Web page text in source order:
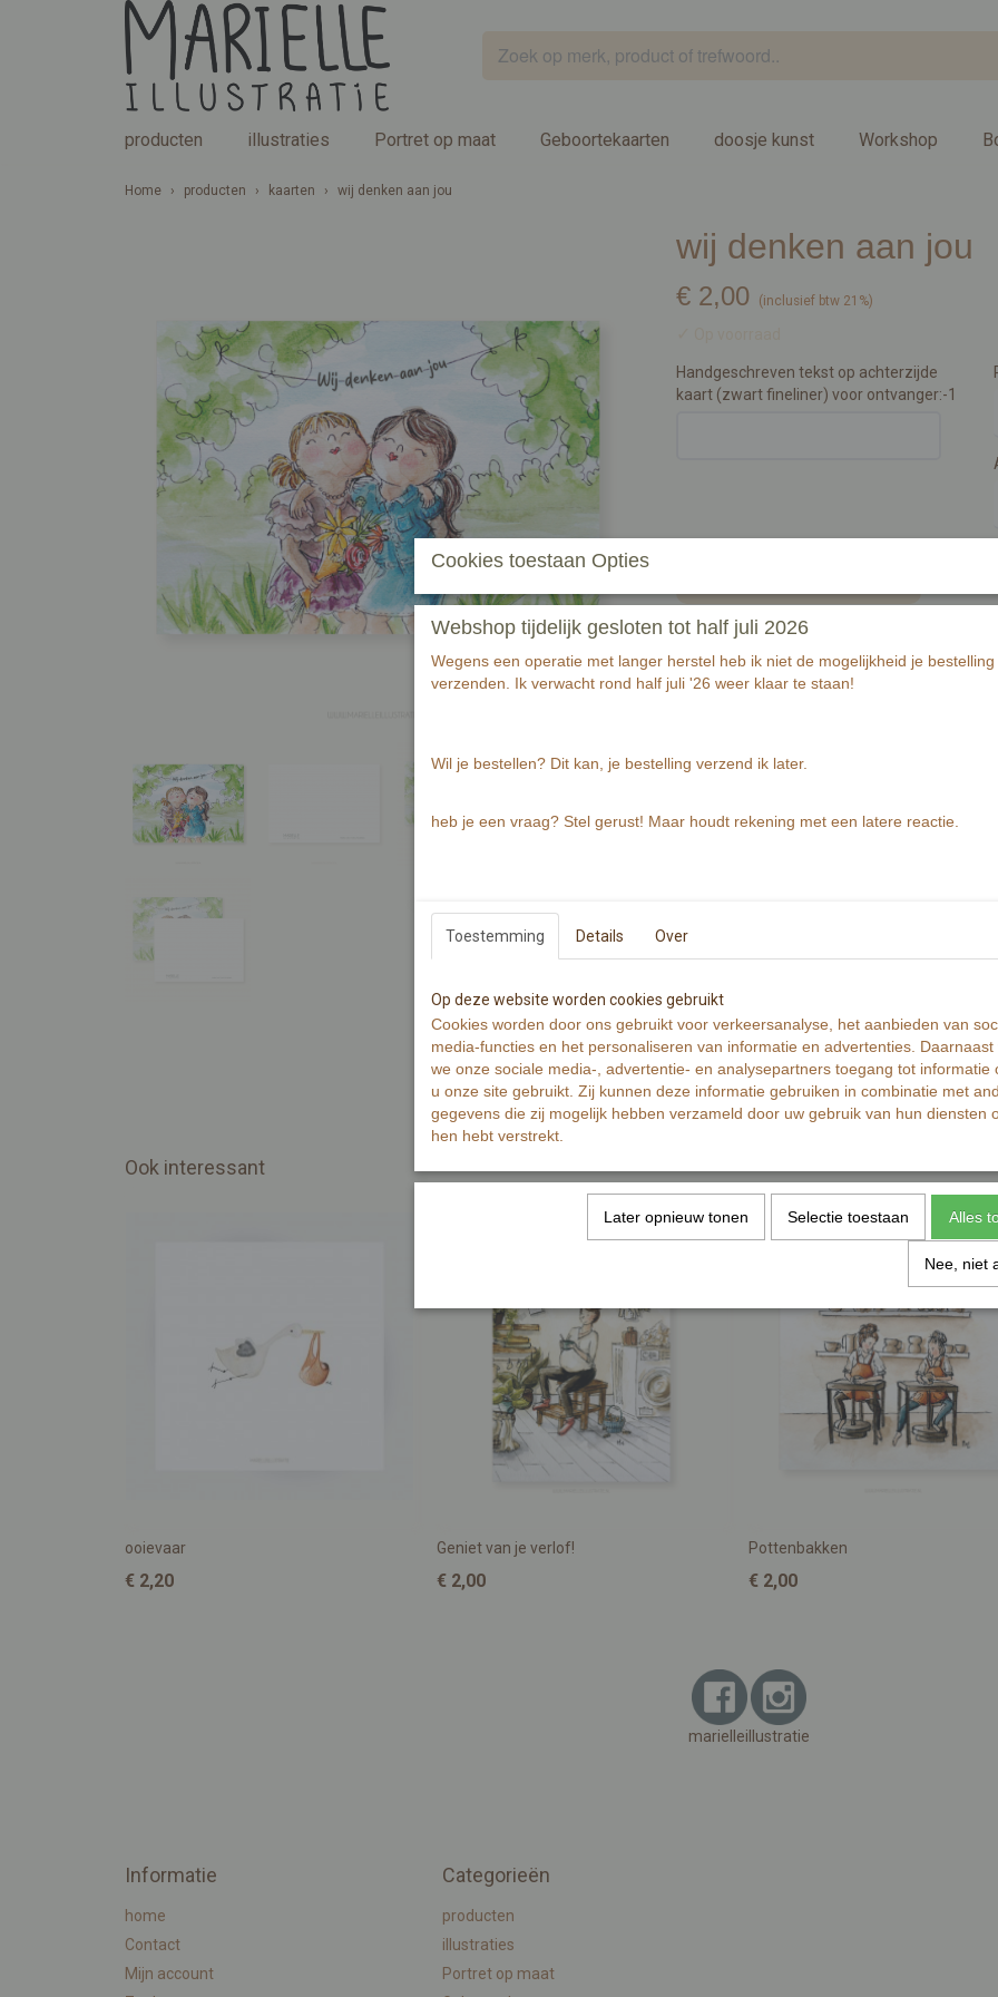
producten illustraties Portret op maat Geboortekaarten doosje kunst Workshop
Home › producten › kaarten › wij denken aan jou
wij denken aan jou
€ 2,00 (inclusief btw 21%)
Handgeschreven tekst op achterzijde
kaart (zwart fineliner) voor ontvanger:-1
Wij denken aan jou.
Wenskaart is gedrukt op ca. 320 grams
Reacties
Ook interessant
ooievaar
€ 2,20
Geniet van je verlof!
€ 2,00
Pottenbakken
€ 2,00
marielleillustratie
Informatie
home
Contact
Mijn account
Categorieën
producten
illustraties
Portret op maat
Cookies toestaan Opties
Webshop tijdelijk gesloten tot half juli 2026
Wegens een operatie met langer herstel heb ik niet de mogelijkheid je
verzenden. Ik verwacht rond half juli '26 weer klaar te staan!
Wil je bestellen? Dit kan, je bestelling verzend ik later.
heb je een vraag? Stel gerust! Maar houdt rekening met een latere reactie.
Toestemming Details Over
Op deze website worden cookies gebruikt
Cookies worden door ons gebruikt voor verkeersanalyse, het aanbieden van
media-functies en het personaliseren van informatie en advertenties. Daarnaast
we onze sociale media-, advertentie- en analysepartners toegang tot informatie
u onze site gebruikt. Zij kunnen deze informatie gebruiken in combinatie met
gegevens die zij mogelijk hebben verzameld door uw gebruik van hun diensten
hen hebt verstrekt.
Later opnieuw tonen Selectie toestaan Alles
Nee, niet